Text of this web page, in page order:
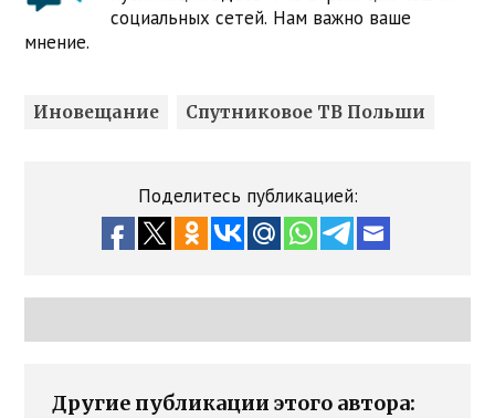
социальных сетей. Нам важно ваше
мнение.
Иновещание Спутниковое ТВ Польши
Поделитесь публикацией:
Другие публикации этого автора: